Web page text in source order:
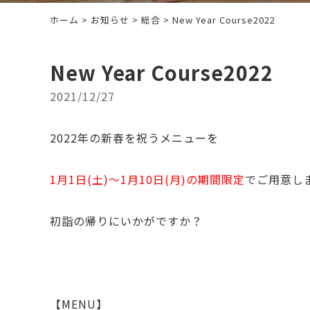
ホーム > お知らせ > 総合 > New Year Course2022
New Year Course2022
2021/12/27
2022年の新春を祝うメニューを
1月1日(土)～1月10日(月)の期間限定でご用意し
初詣の帰りにいかがですか？
【MENU】